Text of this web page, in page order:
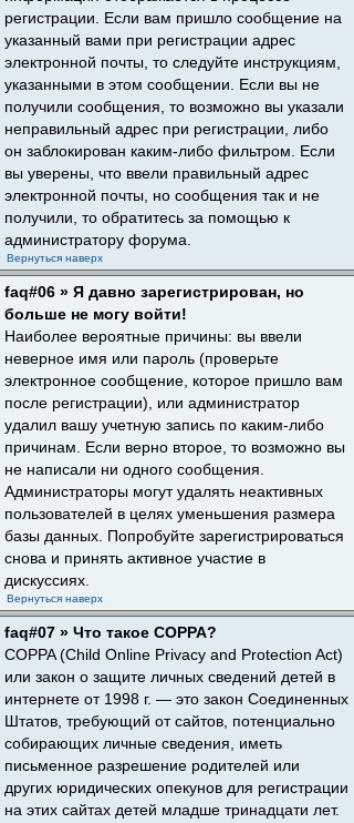
регистрации. Если вам пришло сообщение на
указанный вами при регистрации адрес
электронной почты, то следуйте инструкциям,
указанными в этом сообщении. Если вы не
получили сообщения, то возможно вы указали
неправильный адрес при регистрации, либо
он заблокирован каким-либо фильтром. Если
вы уверены, что ввели правильный адрес
электронной почты, но сообщения так и не
получили, то обратитесь за помощью к
администратору форума.
Вернуться наверх
faq#06 » Я давно зарегистрирован, но
больше не могу войти!
Наиболее вероятные причины: вы ввели
неверное имя или пароль (проверьте
электронное сообщение, которое пришло вам
после регистрации), или администратор
удалил вашу учетную запись по каким-либо
причинам. Если верно второе, то возможно вы
не написали ни одного сообщения.
Администраторы могут удалять неактивных
пользователей в целях уменьшения размера
базы данных. Попробуйте зарегистрироваться
снова и принять активное участие в
дискуссиях.
Вернуться наверх
faq#07 » Что такое COPPA?
COPPA (Child Online Privacy and Protection Act)
или закон о защите личных сведений детей в
интернете от 1998 г. — это закон Соединенных
Штатов, требующий от сайтов, потенциально
собирающих личные сведения, иметь
письменное разрешение родителей или
других юридических опекунов для регистрации
на этих сайтах детей младше тринадцати лет.